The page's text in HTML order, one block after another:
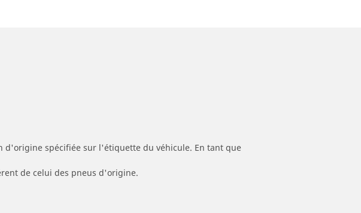
d'origine spécifiée sur l'étiquette du véhicule. En tant que
de celui des pneus d'origine.